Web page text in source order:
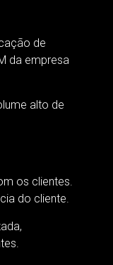
de
da empresa
alto de
os clientes.
do cliente.